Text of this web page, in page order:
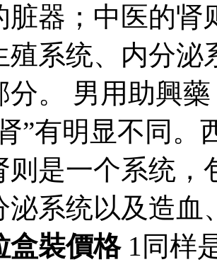
脏器；中医的肾
殖系统、内分
分。 男用助興
”有明显不同。
则是一个系统
泌系统以及造血
盒裝價格1同样